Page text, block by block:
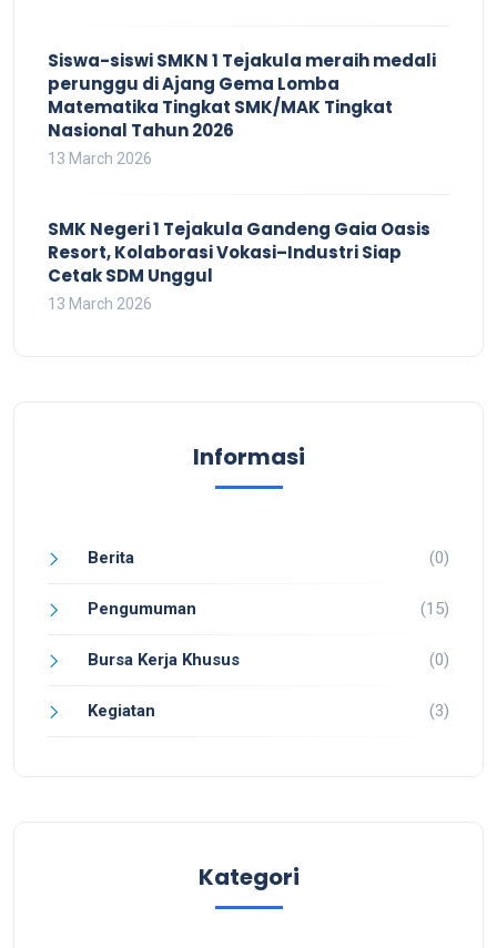
Siswa-siswi SMKN 1 Tejakula meraih medali
perunggu di Ajang Gema Lomba
Matematika Tingkat SMK/MAK Tingkat
Nasional Tahun 2026
13 March 2026
SMK Negeri 1 Tejakula Gandeng Gaia Oasis
Resort, Kolaborasi Vokasi–Industri Siap
Cetak SDM Unggul
13 March 2026
Informasi
Berita (0)
Pengumuman (15)
Bursa Kerja Khusus (0)
Kegiatan (3)
Kategori